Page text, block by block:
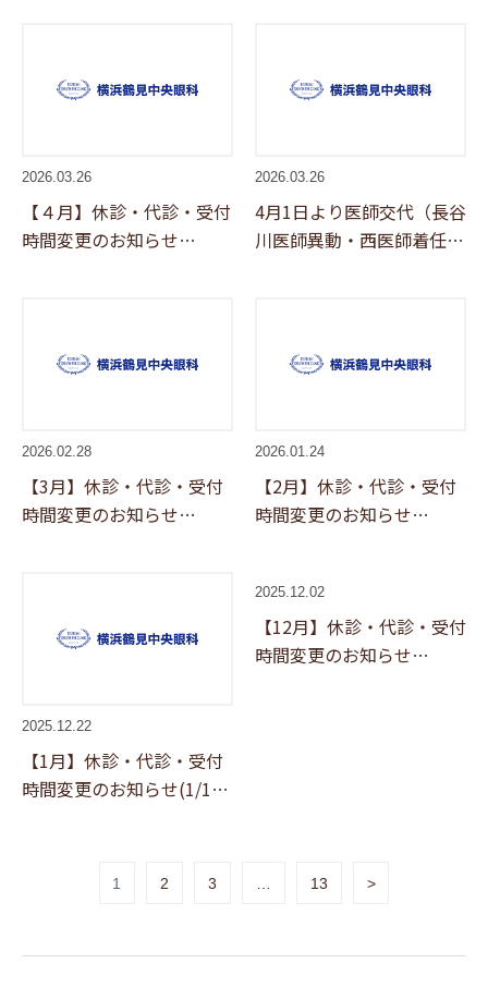
2026.03.26
【４月】休診・代診・受付
時間変更のお知らせ
2026.03.26
4月1日より医師交代（長谷
川医師異動・西医師着任）
2026.02.28
【3月】休診・代診・受付
時間変更のお知らせ
2026.01.24
【2月】休診・代診・受付
時間変更のお知らせ
2025.12.22
【1月】休診・代診・受付
時間変更のお知らせ(1/1～
2025.12.02
【12月】休診・代診・受付
時間変更のお知らせ
1 2 3 13 >